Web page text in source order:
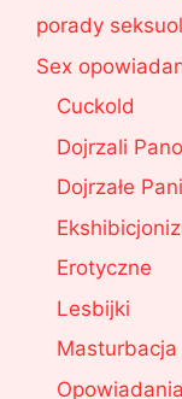
porady
Sex
Cuckold
Dojrzali
Dojrzałe
Erotyczne
Lesbijki
Masturbacja